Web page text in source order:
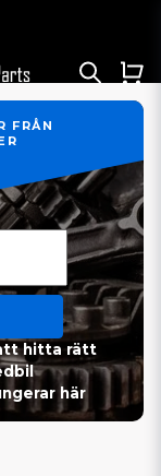
FRÅN
hitta rätt
här